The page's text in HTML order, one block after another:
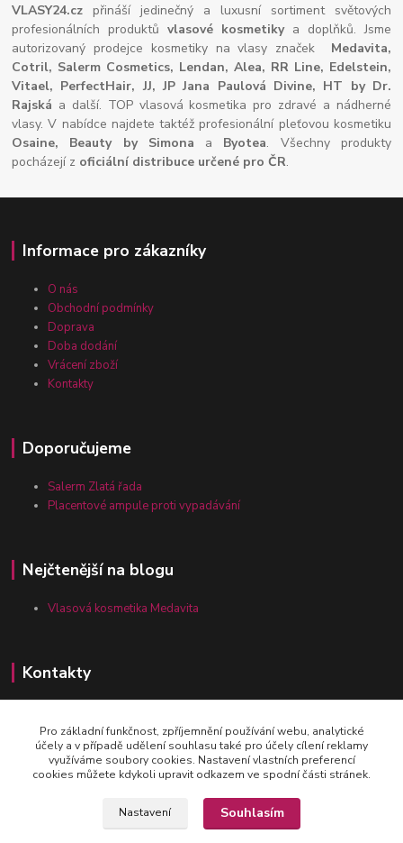
VLASY24.cz přináší jedinečný a luxusní sortiment světových
profesionálních produktůvlasové kosmetikya doplňků. Jsme
autorizovaný prodejce kosmetiky na vlasy značek Medavita,
Cotril, Salerm Cosmetics, Lendan, Alea, RR Line, Edelstein,
Vitael, PerfectHair, JJ, JP Jana Paulová Divine, HT by Dr.
Rajská a další. TOP vlasová kosmetika pro zdravé a nádherné
vlasy. V nabídce najdete taktéž profesionální pleťovou kosmetiku
Osaine, Beauty by Simona a Byotea. Všechny produkty
pocházejí z oficiální distribuce určené pro ČR.
Informace pro zákazníky
O nás
Obchodní podmínky
Doprava
Doba dodání
Vrácení zboží
Kontakty
Doporučujeme
Salerm Zlatá řada
Placentové ampule proti vypadávání
Nejčtenější na blogu
Vlasová kosmetika Medavita
Kontakty
Zákaznická linka vlasy-24.cz
+420 777 164 090
Pro základní funkčnost, zpříjemnění používání webu, analytické
účely a v případě udělení souhlasu také pro účely cílení reklamy
využíváme soubory cookies. Nastavení vlastních preferencí
cookies můžete kdykoli upravit odkazem ve spodní části stránek.
Nastavení Souhlasím